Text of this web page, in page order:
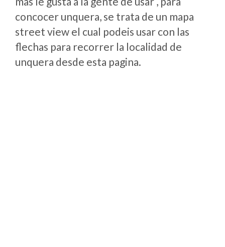
concocer unquera, se trata de un mapa
street view el cual podeis usar con las
flechas para recorrer la localidad de
unquera desde esta pagina.